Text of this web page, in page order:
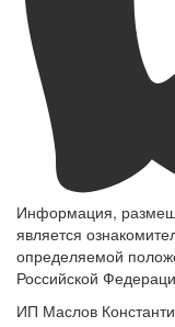
Информация,
является
определяемой
Российской
ИП Маслов